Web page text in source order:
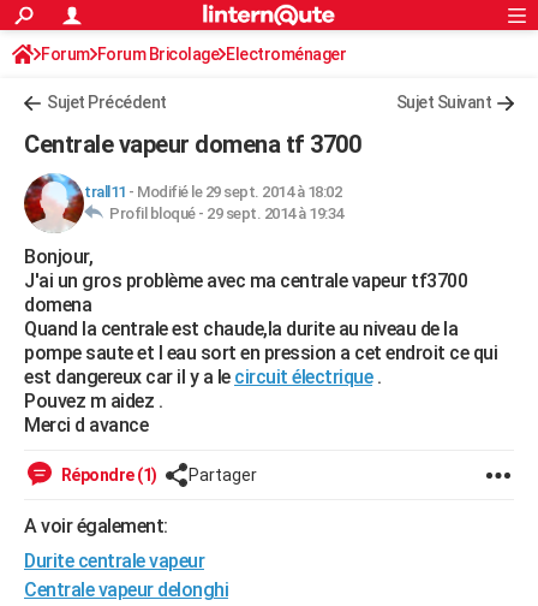
ACTUALITÉS
Politique
Société
Faits Divers
Education
Monde
Villes
+
FINANCE
Retraite
Impôts
Epargne
Immobilier
Risques naturels par ville
Banque
Assurance
Crédit
AUTO
Essais
Réserver un essai
Citadines
Berlines
SUV
Forum auto
+HIGH-TECH
Mobiles
Meilleur smartphone
Internet
Ordinateurs
Jeux vidéo
Guide high-tech
+BRICOLAGE
Forum
Aménagement intérieur
Extérieur
Cuisine
Salle de bains
Jardinage
Rangement
WEEK-END
Guides de France
Escapades
Patrimoine
Expositions
Musées
Week-end nature
+LIFESTYLE
Art de vivre
Bien-être
Loisirs
Mode
Modes de vie
SANTE
VOYAGE
Destinations
City break
Voyage nature
Voyage de noces
Forum
Climat
PHOTO
S'inscrire
Connexion
Forum Forum Bricolage Electroménager
Sujet Précédent Sujet Suivant
Centrale vapeur domena tf 3700
trall11 - Modifié le 29 sept. 2014 à 18:02
Profil bloqué - 29 sept. 2014 à 19:34
Bonjour,
J'ai un gros problème avec ma centrale vapeur tf3700
domena
Quand la centrale est chaude,la durite au niveau de la
pompe saute et l eau sort en pression a cet endroit ce qui
est dangereux car il y a le circuit électrique.
Pouvez m aidez .
Merci d avance
Répondre (1) Partager
A voir également:
Durite centrale vapeur
Centrale vapeur delonghi